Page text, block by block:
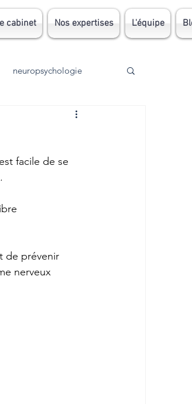
cabinet Nos expertises L'équipe
neuropsychologie
Traumatisme
AVC TDA
facile de se
de prévenir
nerveux